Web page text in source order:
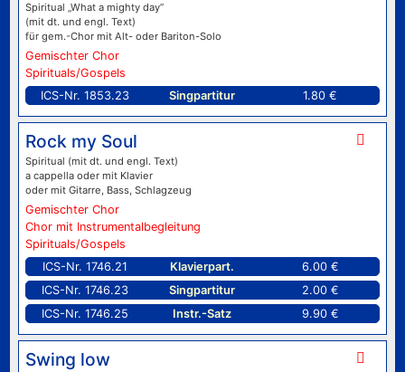
Spiritual „What a mighty day”
(mit dt. und engl. Text)
für gem.-Chor mit Alt- oder Bariton-Solo
Gemischter Chor
Spirituals/Gospels
ICS-Nr. 1853.23
Singpartitur 1.80 €
Rock my Soul
Spiritual (mit dt. und engl. Text)
a cappella oder mit Klavier
oder mit Gitarre, Bass, Schlagzeug
Gemischter Chor
Chor mit Instrumentalbegleitung
Spirituals/Gospels
ICS-Nr. 1746.21
Klavierpart.
6.00 €
ICS-Nr. 1746.23
Singpartitur
2.00 €
ICS-Nr. 1746.25
Instr.-Satz 9.90 €
Swing low